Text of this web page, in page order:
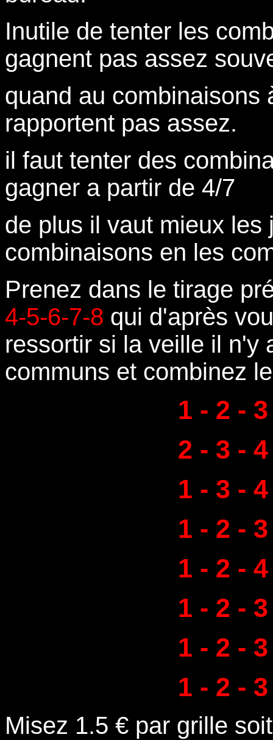
Inutile de tenter les
gagnent pas assez
quand au combinaisons
rapportent pas assez.
il faut tenter des
gagner a partir de 4/7
de plus il vaut mieux les
combinaisons en les
Prenez dans le tirage
4-5-6-7-8 qui d'après
ressortir si la veille il n'y
communs et combinez
1 - 2 -
2 - 3 -
1 - 3 -
1 - 2 -
1 - 2 -
1 - 2 -
1 - 2 -
1 - 2 -
Misez 1.5 € par grille